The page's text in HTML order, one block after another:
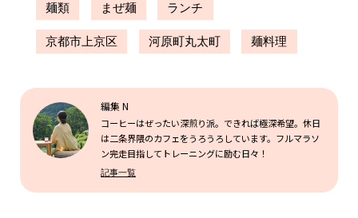
麺類 まぜ麺 ランチ
京都市上京区 河原町丸太町 麺料理
編集 N
コーヒーはぜったい深煎り派。できれば極深希望。休日
は二条界隈のカフェをうろうろしています。フルマラソ
ン完走目指してトレーニングに励む日々！
記事一覧